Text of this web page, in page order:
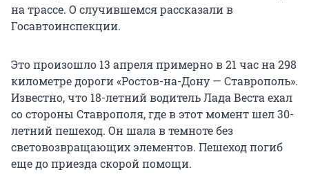
на трассе. О случившемся рассказали в
Госавтоинспекции.
Это произошло 13 апреля примерно в 21 час на 298
километре дороги «Ростов-на-Дону — Ставрополь».
Известно, что 18-летний водитель Лада Веста ехал
со стороны Ставрополя, где в этот момент шел 30-
летний пешеход. Он шала в темноте без
световозвращающих элементов. Пешеход погиб
еще до приезда скорой помощи.